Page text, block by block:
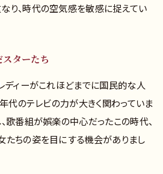
り、時代の空気感を敏感に捉えてい
ターたち
ディーがこれほどまでに国民的な人
代のテレビの力が大きく関わっていま
歌番組が娯楽の中心だったこの時代、
たちの姿を目にする機会がありまし